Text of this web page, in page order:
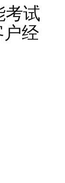
考试
经